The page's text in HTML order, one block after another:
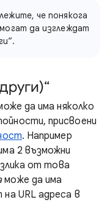
че понякога
да изглеждат
да има няколко
присвоени
. Например
2 възможни
от това
може да има
URL адреса в